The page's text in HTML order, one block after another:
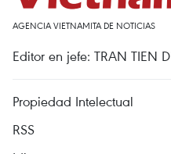
AGENCIA VIETNAMITA DE NOTICIAS
Editor en jefe: TRAN TIEN
Propiedad Intelectual
RSS